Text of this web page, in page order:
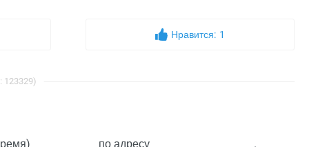
Нравится: 1
123329)
по адресу _____________________.